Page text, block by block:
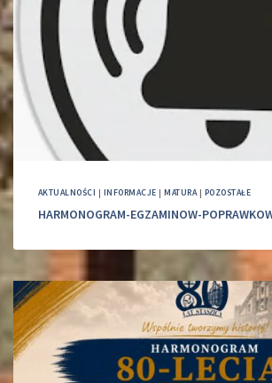
AKTUALNOŚCI | INFORMACJE |MATURA| POZOSTAŁE
HARMONOGRAM-EGZAMINOW-